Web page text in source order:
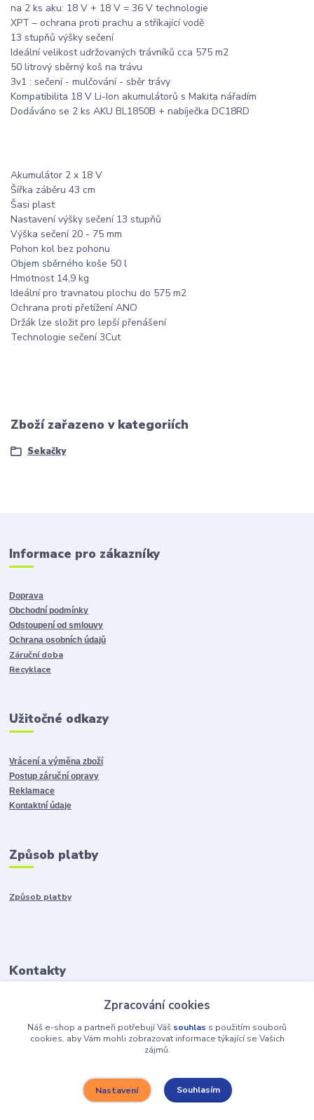
na 2 ks aku: 18 V + 18 V = 36 V technologie
XPT – ochrana proti prachu a stříkající vodě
13 stupňů výšky sečení
Ideální velikost udržovaných trávníků cca 575 m2
50 litrový sběrný koš na trávu
3v1 : sečení - mulčování - sběr trávy
Kompatibilita 18 V Li-Ion akumulátorů s Makita nářadím
Dodáváno se 2 ks AKU BL1850B + nabíječka DC18RD
Akumulátor 2 x 18 V
Šířka záběru 43 cm
Šasi plast
Nastavení výšky sečení 13 stupňů
Výška sečení 20 - 75 mm
Pohon kol bez pohonu
Objem sběrného koše 50 l
Hmotnost 14,9 kg
Ideální pro travnatou plochu do 575 m2
Ochrana proti přetížení ANO
Držák lze složit pro lepší přenášení
Technologie sečení 3Cut
Zboží zařazeno v kategoriích
Sekačky
Informace pro zákazníky
Doprava
Obchodní podmínky
Odstoupení od smlouvy
Ochrana osobních údajů
Záruční doba
Recyklace
Užitočné odkazy
Vrácení a výměna zboží
Postup záruční opravy
Reklamace
Kontaktní údaje
Způsob platby
Způsob platby
Kontakty
Po-Pia 8:00-15:00
Zpracování cookies
Náš e-shop a partneři potřebují Váš souhlas s použitím souborů
cookies, aby Vám mohli zobrazovat informace týkající se Vašich
zájmů.
Nastavení Souhlasím